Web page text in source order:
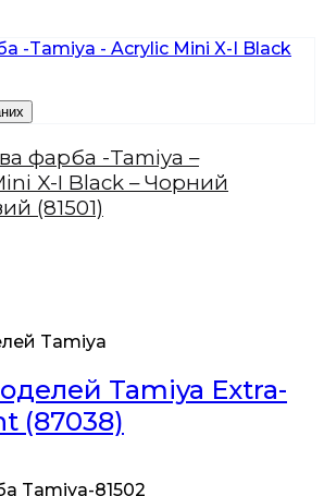
фарба -Tamiya –
X-I Black – Чорний
(81501)
Tamiya Extra-
(87038)